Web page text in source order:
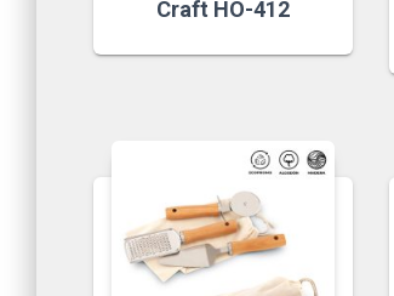
Craft HO-412